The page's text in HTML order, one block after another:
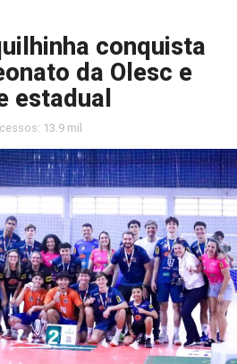
conquista
da Olesc e
estadual
13.9 mil